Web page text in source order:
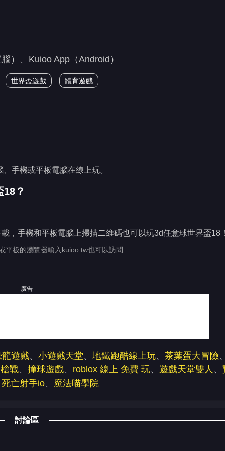
）、Kuioo App（Android）
世界盃遊戲 體育遊戲
手機或平板電腦在線上玩。
？
，手機和平板電腦上掃描二維碼也可以玩3d任意球世界盃18
平板的瀏覽器輸入kuioo.tw也可以訪問
廣告
龍遊戲、 小遊戲天堂、 地鐵跑酷線上玩、 茶葉蛋大冒險
戰、 撞球遊戲、 roblox 線上 免費 玩、 遊戲天堂雙人 、
死亡射手io、 魔法喵學院
討論區